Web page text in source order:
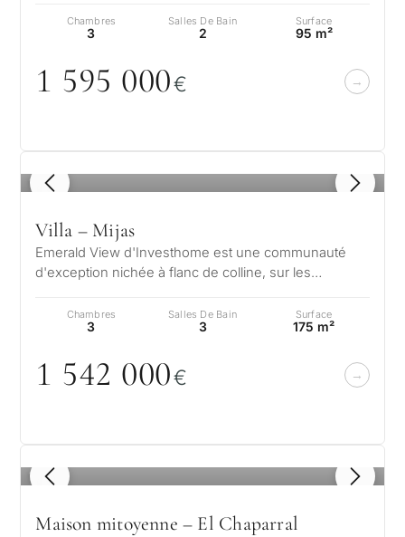
Chambres
3
Salles De Bain
2
Surface
95 m²
1 595 000€
1 / 8
Villa – Mijas
Emerald View d'Investhome est une communauté
d'exception nichée à flanc de colline, sur les
Chambres
3
Salles De Bain
3
Surface
175 m²
1 542 000€
1 / 8
Maison mitoyenne – El Chaparral